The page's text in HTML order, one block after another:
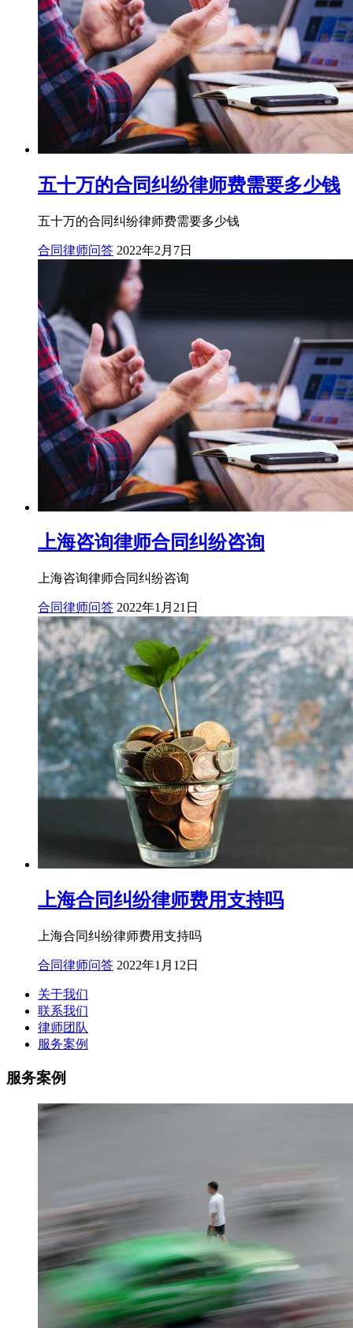
五十万的合同纠纷律师费需要多少钱
五十万的合同纠纷律师费需要多少钱
合同律师问答 2022年2月7日
上海咨询律师合同纠纷咨询
上海咨询律师合同纠纷咨询
合同律师问答 2022年1月21日
上海合同纠纷律师费用支持吗
上海合同纠纷律师费用支持吗
合同律师问答 2022年1月12日
关于我们
联系我们
律师团队
服务案例
服务案例